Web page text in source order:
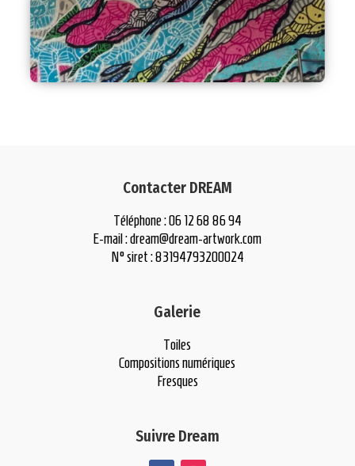
Contacter DREAM
Téléphone : 06 12 68 86 94
E-mail :dream@dream-artwork.com
N° siret : 83194793200024
Galerie
Toiles
Compositions numériques
Fresques
Suivre Dream